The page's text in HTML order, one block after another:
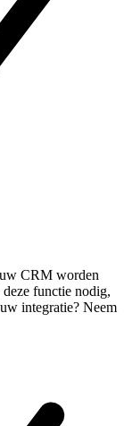
CRM worden
functie nodig,
integratie? Neem